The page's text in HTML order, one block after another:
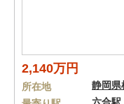
2,140万円
所在地 静岡県